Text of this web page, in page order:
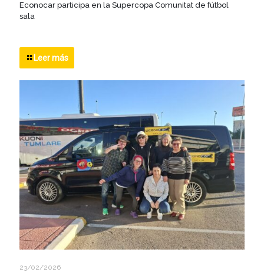
Econocar participa en la Supercopa Comunitat de fútbol
sala
Leer más
23/02/2026